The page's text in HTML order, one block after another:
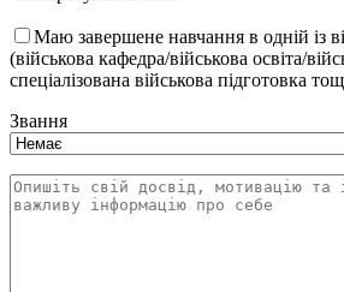
Маю завершене навчання в одній із
(військова кафедра/військова освіта/
спеціалізована військова підготовка
Звання